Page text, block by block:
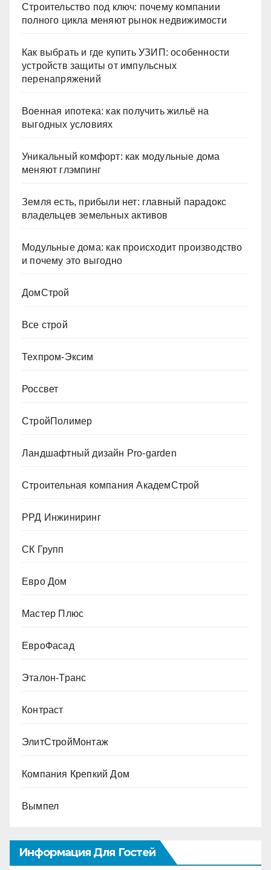
Строительство под ключ: почему компании
полного цикла меняют рынок недвижимости
Как выбрать и где купить УЗИП: особенности
устройств защиты от импульсных
перенапряжений
Военная ипотека: как получить жильё на
выгодных условиях
Уникальный комфорт: как модульные дома
меняют глэмпинг
Земля есть, прибыли нет: главный парадокс
владельцев земельных активов
Модульные дома: как происходит производство
и почему это выгодно
ДомСтрой
Все строй
Техпром-Эксим
Россвет
СтройПолимер
Ландшафтный дизайн Pro-garden
Строительная компания АкадемСтрой
РРД Инжиниринг
СК Групп
Евро Дом
Мастер Плюс
ЕвроФасад
Эталон-Транс
Контраст
ЭлитСтройМонтаж
Компания Крепкий Дом
Вымпел
Информация Для Гостей